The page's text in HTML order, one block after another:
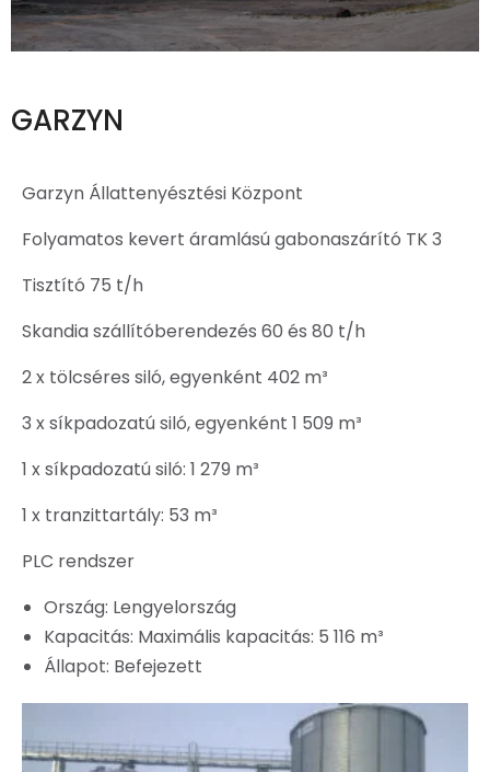
GARZYN
Garzyn Állattenyésztési Központ
Folyamatos kevert áramlású gabonaszárító TK 3
Tisztító 75 t/h
Skandia szállítóberendezés 60 és 80 t/h
2 x tölcséres siló, egyenként 402 m³
3 x síkpadozatú siló, egyenként 1 509 m³
1 x síkpadozatú siló: 1 279 m³
1 x tranzittartály: 53 m³
PLC rendszer
Ország: Lengyelország
Kapacitás: Maximális kapacitás: 5 116 m³
Állapot: Befejezett